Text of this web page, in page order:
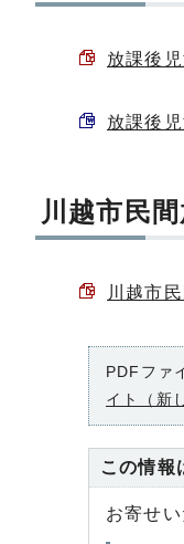
放課後
放課後
川越市民
川越市
PDFファ
イト（新
この情報
お寄せ